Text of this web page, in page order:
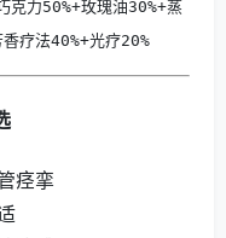
力50%+玫瑰油30%+蒸
疗法40%+光疗20%
痉挛